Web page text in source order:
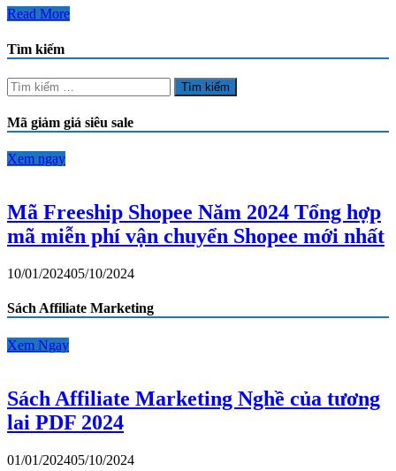
[Mới
]
Quy
trình
thủ
xin
và
Oman
Read More
Tìm kiếm
Tìm
kiếm
cho:
Mã giảm giá siêu sale
Xem ngay
Mã Freeship Shopee Năm 2024 Tổng hợp
mã miễn phí vận chuyển Shopee mới nhất
10/01/202405/10/2024
Sách Affiliate Marketing
Xem Ngay
Sách Affiliate Marketing Nghề của tương
lai PDF 2024
01/01/202405/10/2024